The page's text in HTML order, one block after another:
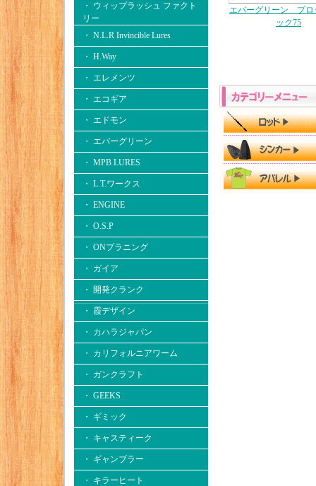
・ ウィップラッシュ ファクト
リー
・ N.L.R Invincible Lures
・ H.Way
・ エレメンツ
・ エコギア
・ エドモン
・ エバーグリーン
・ MPB LURES
・ L.T.ワークス
・ ENGINE
・ O.S.P
・ ONプラニング
・ ガイア
・ 開発クランク
・ 霞デザイン
・ カハラジャパン
・ カリフォルニアワーム
・ ガンクラフト
・ GEEKS
・ ギミック
・ キャスティーク
・ ギャンブラー
・ キラーヒート
エバーグリーン プロ
ック75